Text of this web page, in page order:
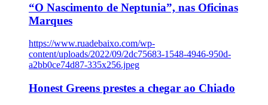
“O Nascimento de Neptunia”, nas Oficinas
Marques
https://www.ruadebaixo.com/wp-
content/uploads/2022/09/2dc75683-1548-4946-950d-
a2bb0ce74d87-335x256.jpeg
Honest Greens prestes a chegar ao Chiado